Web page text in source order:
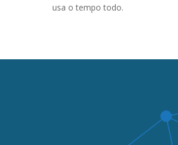
usa o tempo todo.